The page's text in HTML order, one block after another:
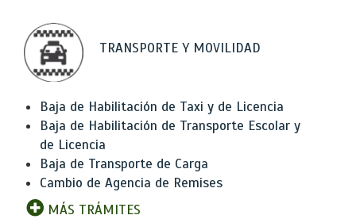
TRANSPORTE Y MOVILIDAD
Baja de Habilitación de Taxi y de Licencia
Baja de Habilitación de Transporte Escolar y
de Licencia
Baja de Transporte de Carga
Cambio de Agencia de Remises
MÁS TRÁMITES